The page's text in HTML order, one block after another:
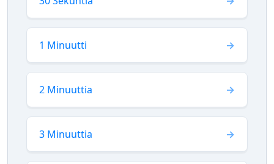
1 Minuutti
2 Minuuttia
3 Minuuttia